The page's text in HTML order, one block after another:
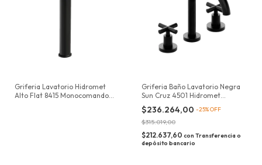
Griferia Lavatorio Hidromet
Alto Flat 8415 Monocomando
Griferia Baño Lavatorio Negra
Sun Cruz 4501 Hidromet
Acabado Mate Color Negro
$236.264,00 -25%OFF
$315.019,00
$212.637,60 con Transferencia o
depósito bancario